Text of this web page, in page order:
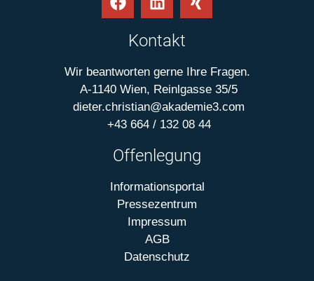
Kontakt
Wir beantworten gerne Ihre Fragen.
A-1140 Wien, Reinlgasse 35/5
dieter.christian@akademie3.com
+43 664 / 132 08 44
Offenlegung
Informationsportal
Pressezentrum
Impressum
AGB
Datenschutz